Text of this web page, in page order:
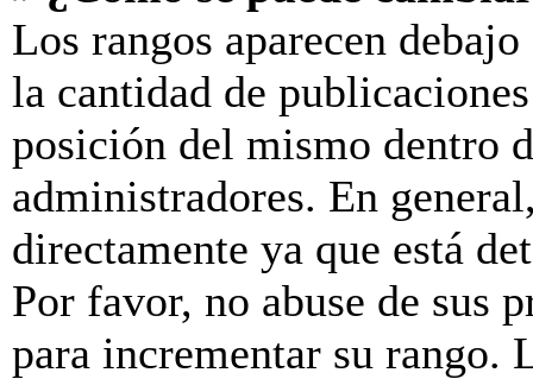
Los rangos aparecen
la cantidad de
posición del mismo dentro
administradores. En
directamente ya que está
Por favor, no abuse de sus
para incrementar su rango.